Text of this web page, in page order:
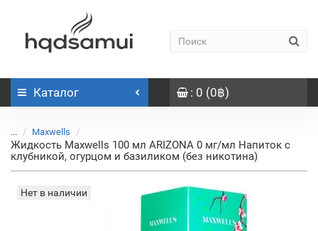
Каталог : 0 (0฿)
... Maxwells
Жидкость Maxwells 100 мл ARIZONA 0 мг/мл Напиток с
клубникой, огурцом и базиликом (без никотина)
Нет в наличии